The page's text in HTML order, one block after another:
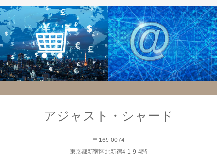
システム システム
アジャスト・シャード
〒169-0074
東京都新宿区北新宿4-1-9-4階